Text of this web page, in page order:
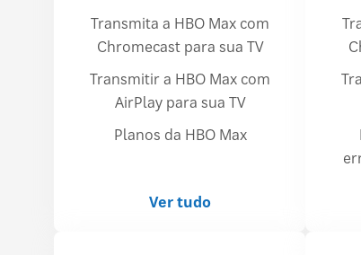
Transmita a HBO Max com
Chromecast para sua TV
Transmitir a HBO Max com
AirPlay para sua TV
Planos da HBO Max
Ver tudo